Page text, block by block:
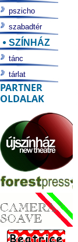
pszicho
szabadtér
SZÍNHÁZ
tánc
tárlat
PARTNER
OLDALAK